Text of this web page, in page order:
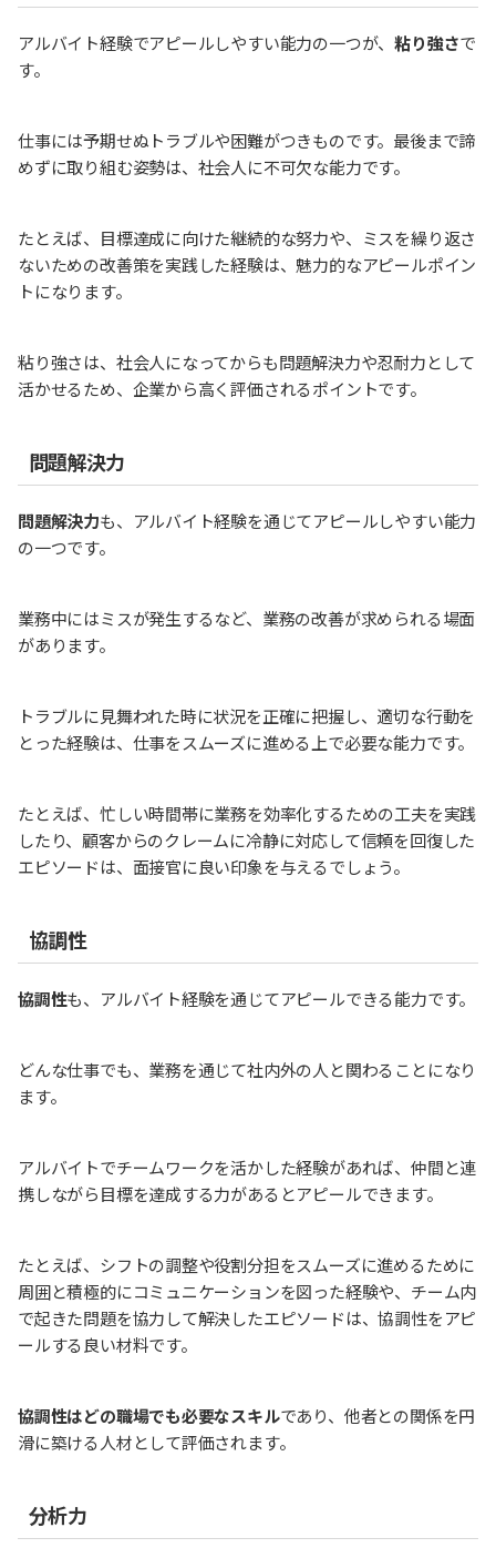
アルバイト経験でアピールしやすい能力の一つが、粘り強さで
す。
仕事には予期せぬトラブルや困難がつきものです。最後まで諦
めずに取り組む姿勢は、社会人に不可欠な能力です。
たとえば、目標達成に向けた継続的な努力や、ミスを繰り返さ
ないための改善策を実践した経験は、魅力的なアピールポイン
トになります。
粘り強さは、社会人になってからも問題解決力や忍耐力として
活かせるため、企業から高く評価されるポイントです。
問題解決力
問題解決力も、アルバイト経験を通じてアピールしやすい能力
の一つです。
業務中にはミスが発生するなど、業務の改善が求められる場面
があります。
トラブルに見舞われた時に状況を正確に把握し、適切な行動を
とった経験は、仕事をスムーズに進める上で必要な能力です。
たとえば、忙しい時間帯に業務を効率化するための工夫を実践
したり、顧客からのクレームに冷静に対応して信頼を回復した
エピソードは、面接官に良い印象を与えるでしょう。
協調性
協調性も、アルバイト経験を通じてアピールできる能力です。
どんな仕事でも、業務を通じて社内外の人と関わることになり
ます。
アルバイトでチームワークを活かした経験があれば、仲間と連
携しながら目標を達成する力があるとアピールできます。
たとえば、シフトの調整や役割分担をスムーズに進めるために
周囲と積極的にコミュニケーションを図った経験や、チーム内
で起きた問題を協力して解決したエピソードは、協調性をアピ
ールする良い材料です。
協調性はどの職場でも必要なスキルであり、他者との関係を円
滑に築ける人材として評価されます。
分析力